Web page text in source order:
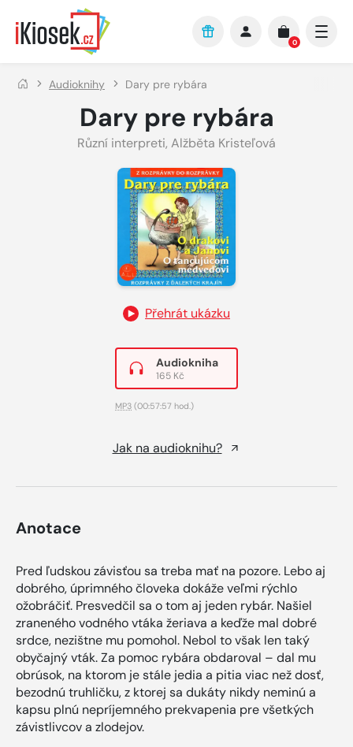
Přejít na hlavní obsah
0
Audioknihy Dary pre rybára
Dary pre rybára
Různí interpreti, Alžběta Kristeľová
Přehrát ukázku
Audiokniha
165 Kč
MP3 (00:57:57 hod.)
Jak na audioknihu?
Anotace
Pred ľudskou závisťou sa treba mať na pozore. Lebo aj
dobrého, úprimného človeka dokáže veľmi rýchlo
ožobráčiť. Presvedčil sa o tom aj jeden rybár. Našiel
zraneného vodného vtáka žeriava a keďže mal dobré
srdce, nezištne mu pomohol. Nebol to však len taký
obyčajný vták. Za pomoc rybára obdaroval – dal mu
obrúsok, na ktorom je stále jedia a pitia viac než dosť,
bezodnú truhličku, z ktorej sa dukáty nikdy neminú a
kapsu plnú nepríjemného prekvapenia pre všetkých
závistlivcov a zlodejov.